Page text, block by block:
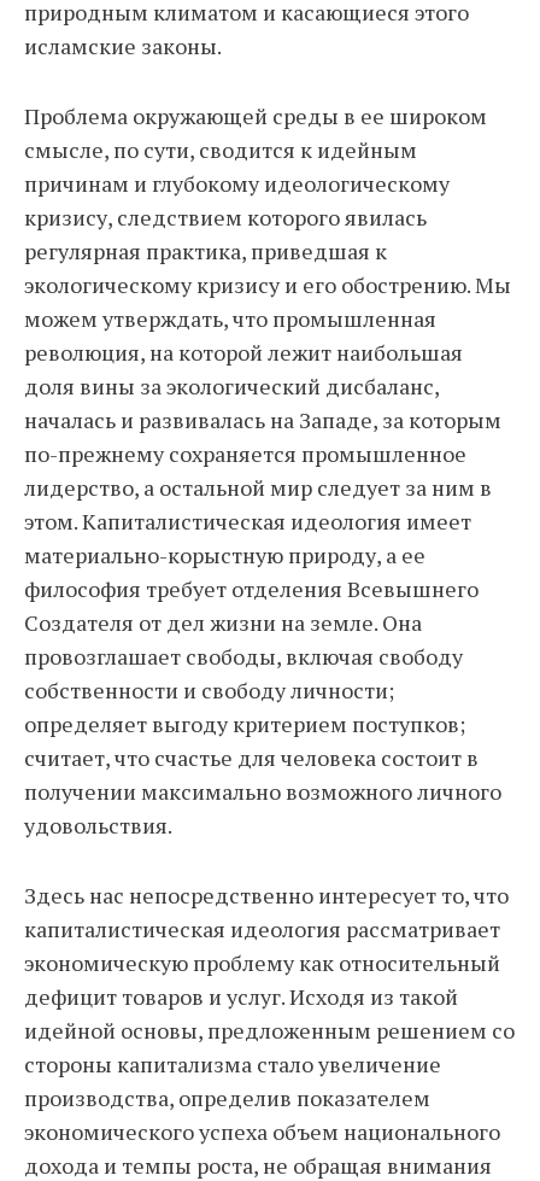
природным климатом и касающиеся этого
исламские законы.
Проблема окружающей среды в ее широком
смысле, ​​по сути, сводится к идейным
причинам и глубокому идеологическому
кризису, следствием которого явилась
регулярная практика, приведшая к
экологическому кризису и его обострению. Мы
можем утверждать, что промышленная
революция, на которой лежит наибольшая
доля вины за экологический дисбаланс,
началась и развивалась на Западе, за которым
по-прежнему сохраняется промышленное
лидерство, а остальной мир следует за ним в
этом. Капиталистическая идеология имеет
материально-корыстную природу, а ее
философия требует отделения Всевышнего
Создателя от дел жизни на земле. Она
провозглашает свободы, включая свободу
собственности и свободу личности;
определяет выгоду критерием поступков;
считает, что счастье для человека состоит в
получении максимально возможного личного
удовольствия.
Здесь нас непосредственно интересует то, что
капиталистическая идеология рассматривает
экономическую проблему как относительный
дефицит товаров и услуг. Исходя из такой
идейной основы, предложенным решением со
стороны капитализма стало увеличение
производства, определив показателем
экономического успеха объем национального
дохода и темпы роста, не обращая внимания